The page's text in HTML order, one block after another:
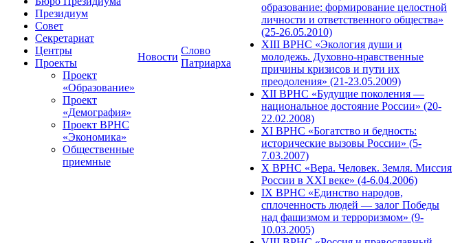
Президиум
Совет
Секретариат
Центры
Проекты
Проект
«Образование»
Проект
«Демография»
Проект ВРНС
«Экономика»
Общественные
приемные
Новости
Слово
Патриарха
образование: формирование целостной
личности и ответственного общества»
(25-26.05.2010)
XIII ВРНС «Экология души и
молодежь. Духовно-нравственные
причины кризисов и пути их
преодоления» (21-23.05.2009)
XII ВРНС «Будущие поколения —
национальное достояние России» (20-
22.02.2008)
XI ВРНС «Богатство и бедность:
исторические вызовы России» (5-
7.03.2007)
X ВРНС «Вера. Человек. Земля. Миссия
России в XXI веке» (4-6.04.2006)
IX ВРНС «Единство народов,
сплоченность людей — залог Победы
над фашизмом и терроризмом» (9-
10.03.2005)